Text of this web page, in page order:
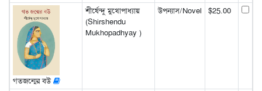
গতজন্মের বউ
শীর্ষেন্দু মুখোপাধ্যায়
(Shirshendu
Mukhopadhyay )
উপন্যাস/Novel $25.00